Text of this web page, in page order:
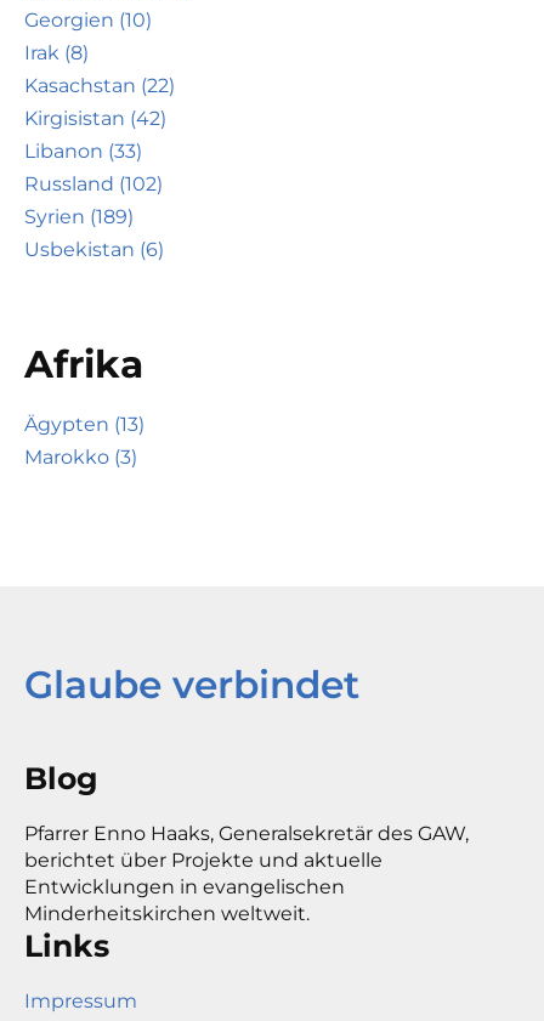
Georgien (10)
Irak (8)
Kasachstan (22)
Kirgisistan (42)
Libanon (33)
Russland (102)
Syrien (189)
Usbekistan (6)
Afrika
Ägypten (13)
Marokko (3)
Glaube verbindet
Blog
Pfarrer Enno Haaks, Generalsekretär des GAW,
berichtet über Projekte und aktuelle
Entwicklungen in evangelischen
Minderheitskirchen weltweit.
Links
Impressum